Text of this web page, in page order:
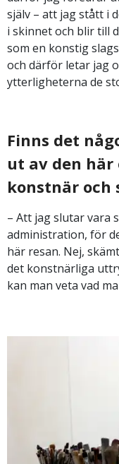
själv – att jag stått i
i skinnet och blir till
som en konstig
och därför letar jag
ytterligheterna de
Finns det
ut av den här
konstnär och
– Att jag slutar vara
administration, för
här resan. Nej,
det konstnärliga
kan man veta vad